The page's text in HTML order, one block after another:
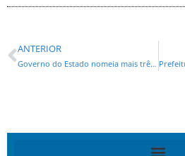
ANTERIOR
Governo do Estado nomeia mais três secretários e diretor-presidente do IDR-PR